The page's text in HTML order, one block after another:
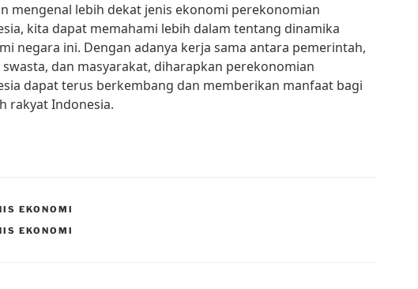
mengenal lebih dekat jenis ekonomi perekonomian
kita dapat memahami lebih dalam tentang dinamika
negara ini. Dengan adanya kerja sama antara pemerintah,
dan masyarakat, diharapkan perekonomian
dapat terus berkembang dan memberikan manfaat bagi
rakyat Indonesia.
EKONOMI
EKONOMI